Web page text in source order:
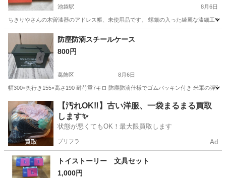
池袋駅 8月6日
ちきりやさんの木曽漆器のアドレス帳、未使用品です。 螺鈿の入った綺麗な漆細工
東京 豊島区 池袋駅 手帳 商店
防塵防滴スチールケース
800円
葛飾区 8月6日
幅300×奥行き155×高さ190 耐荷重7キロ 防塵防滴仕様でゴムパッキン付き 米軍の弾
東京 葛飾区 家庭用品 ケース
【汚れOK‼️】古い洋服、一袋まるまる買取
します✨
状態が悪くてもOK！最大限買取します
プリフラ Ad
トイストーリー 文具セット
1,000円